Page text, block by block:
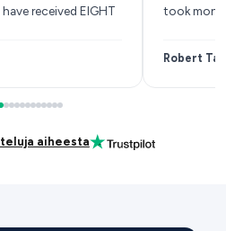
received EIGHT
took
Robert
aiheesta